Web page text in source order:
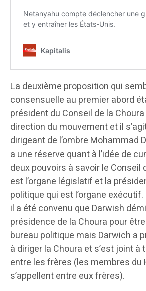
La deuxième proposition qui
consensuelle au premier abord
président du Conseil de la
direction du mouvement et il
dirigeant de l’ombre Mohammad
a une réserve quant à l’idée de
deux pouvoirs à savoir le Conseil
est l’organe législatif et la
politique qui est l’organe
il a été convenu que Darwish
présidence de la Choura pour
bureau politique mais Darwich a
à diriger la Choura et s’est joint
entre les frères (les membres du
s’appellent entre eux frères).